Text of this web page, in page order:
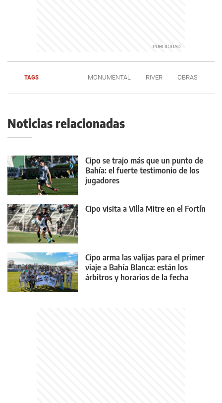
TAGS MONUMENTAL RIVER OBRAS
Noticias relacionadas
Cipo se trajo más que un punto de
Bahía: el fuerte testimonio de los
jugadores
Cipo visita a Villa Mitre en el Fortín
Cipo arma las valijas para el primer
viaje a Bahía Blanca: están los
árbitros y horarios de la fecha